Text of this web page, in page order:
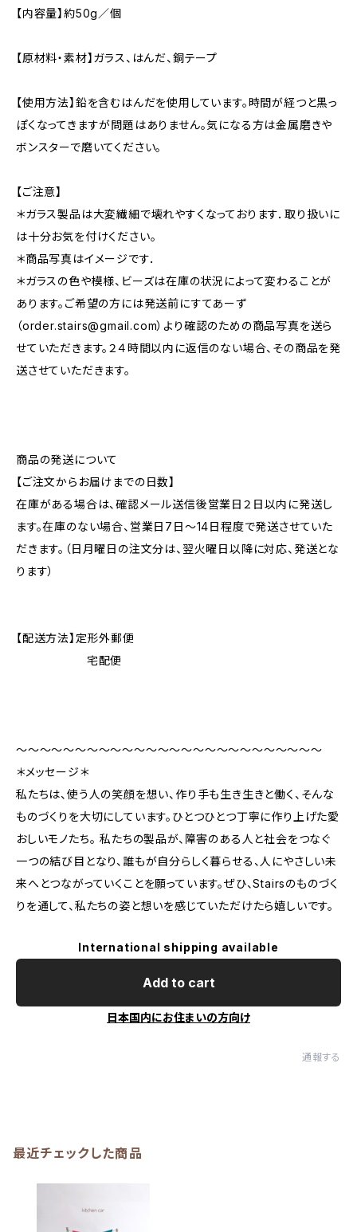
【内容量】約50g／個
【原材料・素材】ガラス、はんだ、銅テープ
【使用方法】鉛を含むはんだを使用しています。時間が経つと黒っ
ぽくなってきますが問題はありません。気になる方は金属磨きや
ボンスターで磨いてください。
【ご注意】
＊ガラス製品は大変繊細で壊れやすくなっております．取り扱いに
は十分お気を付けください。
＊商品写真はイメージです．
＊ガラスの色や模様、ビーズは在庫の状況によって変わることが
あります。ご希望の方には発送前にすてあーず
（order.stairs@gmail.com）より確認のための商品写真を送ら
せていただきます。２４時間以内に返信のない場合、その商品を発
送させていただきます。
商品の発送について
【ご注文からお届けまでの日数】
在庫がある場合は、確認メール送信後営業日２日以内に発送し
ます。在庫のない場合、営業日7日～14日程度で発送させていた
だきます。（日月曜日の注文分は、翌火曜日以降に対応、発送とな
ります）
【配送方法】定形外郵便
宅配便
〜〜〜〜〜〜〜〜〜〜〜〜〜〜〜〜〜〜〜〜〜〜〜〜〜〜
＊メッセージ＊
私たちは、使う人の笑顔を想い、作り手も生き生きと働く、そんな
ものづくりを大切にしています。ひとつひとつ丁寧に作り上げた愛
おしいモノたち。 私たちの製品が、障害のある人と社会をつなぐ
一つの結び目となり、誰もが自分らしく暮らせる、人にやさしい未
来へとつながっていくことを願っています。ぜひ、Stairsのものづく
りを通して、私たちの姿と想いを感じていただけたら嬉しいです。
International shipping available
Add to cart
日本国内にお住まいの方向け
通報する
最近チェックした商品